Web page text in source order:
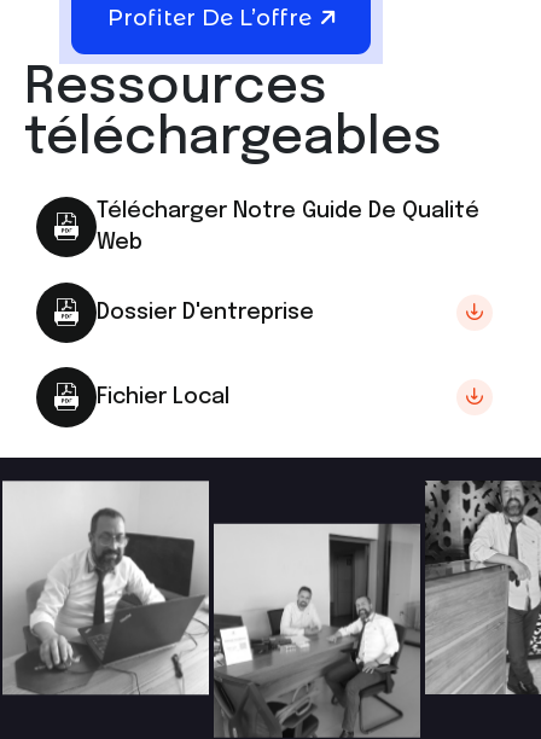
Profiter De L’offre
Ressources
téléchargeables
Télécharger Notre Guide De Qualité
Web
Dossier D'entreprise
Fichier Local